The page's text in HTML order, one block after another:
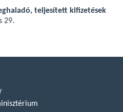
teljesített kifizetések
29.